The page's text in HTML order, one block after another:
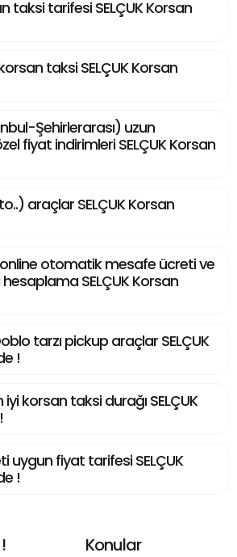
taksi tarifesi SELÇUK Korsan
taksi SELÇUK Korsan
Şehirlerarası) uzun
fiyat indirimleri SELÇUK Korsan
araçlar SELÇUK Korsan
online otomatik mesafe ücreti ve
SELÇUK Korsan
tarzı pickup araçlar SELÇUK
!
korsan taksi durağı SELÇUK
uygun fiyat tarifesi SELÇUK
!
Konular